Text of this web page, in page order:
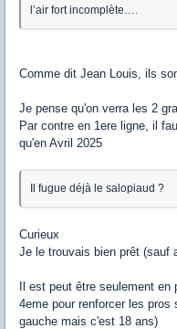
l’air fort incomplète….
Comme dit Jean Louis, ils
Je pense qu'on verra les 2
Par contre en 1ere ligne, il
qu'en Avril 2025
Il fugue déjà le salopiaud ?
Curieux
Je le trouvais bien prêt (sauf
Il est peut être seulement
4eme pour renforcer les
gauche mais c'est 18 ans)